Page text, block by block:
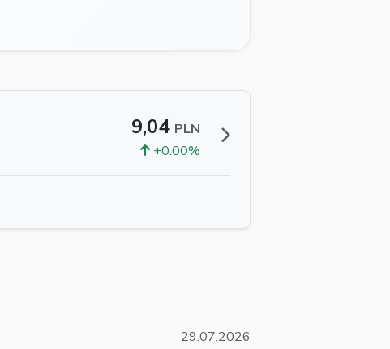
9,04 PLN
+0.00%
29.07.2026